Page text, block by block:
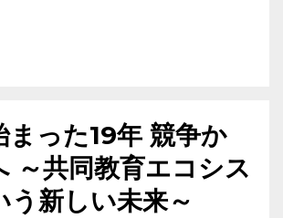
まった19年 競争か
～共同教育エコシス
う新しい未来～